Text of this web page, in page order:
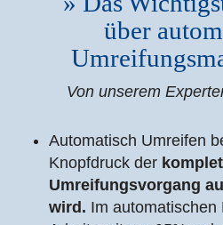
über
Von unserem
Automatisch Umreifen
Knopfdruck der
Umreifungsvorgang
wird. Im